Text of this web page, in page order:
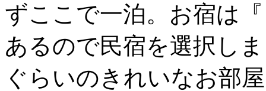
ずここで一泊。お宿は
あるので民宿を選択し
ぐらいのきれいなお部